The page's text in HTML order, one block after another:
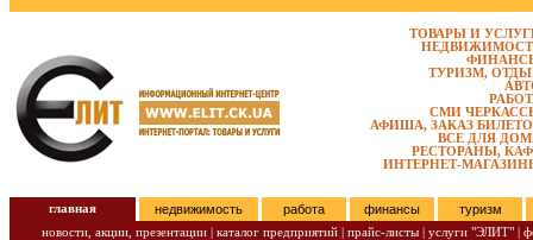
ТОВАРЫ И
ТУРИЗМ,
СМИ
АФИША, ЗАКАЗ
ВСЕ ДЛЯ
РЕСТОРАНЫ,
ИНТЕРНЕТ-
главная недвижимость работа финансы
туризм
новости, акции, презентации | каталог предприятий | прайс-листы | услуги "ЭЛИТ" |